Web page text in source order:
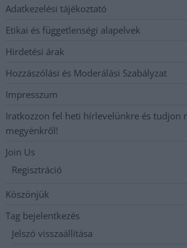
Adatkezelési tájékoztató
Etikai és függetlenségi alapelvek
Hirdetési árak
Hozzászólási és Moderálási Szabályzat
Impresszum
Iratkozzon fel heti hírlevelünkre és tudjon
megyénkről!
Join Us
Regisztráció
Köszönjük
Tag bejelentkezés
Jelszó visszaállítása